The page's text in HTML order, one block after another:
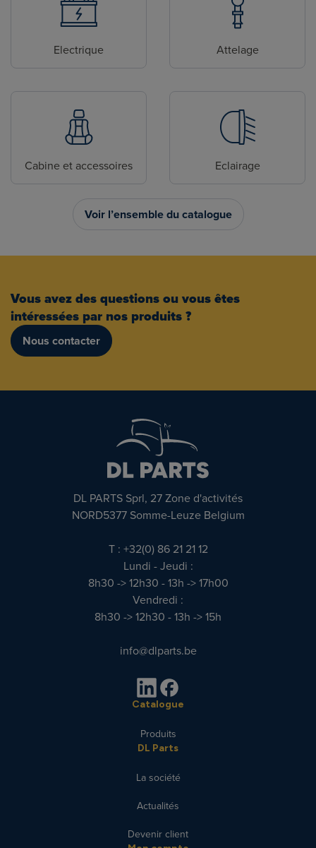
Electrique Attelage
Cabine et accessoires Eclairage
Voir l’ensemble du catalogue
Vous avez des questions ou vous êtes
intéressées par nos produits ?
Nous contacter
DL PARTS Sprl, 27 Zone d'activités
NORD5377 Somme-Leuze Belgium
T : +32(0) 86 21 21 12
Lundi - Jeudi :
8h30 -> 12h30 - 13h -> 17h00
Vendredi :
8h30 -> 12h30 - 13h -> 15h
info@dlparts.be
Catalogue
Produits
DL Parts
La société
Actualités
Devenir client